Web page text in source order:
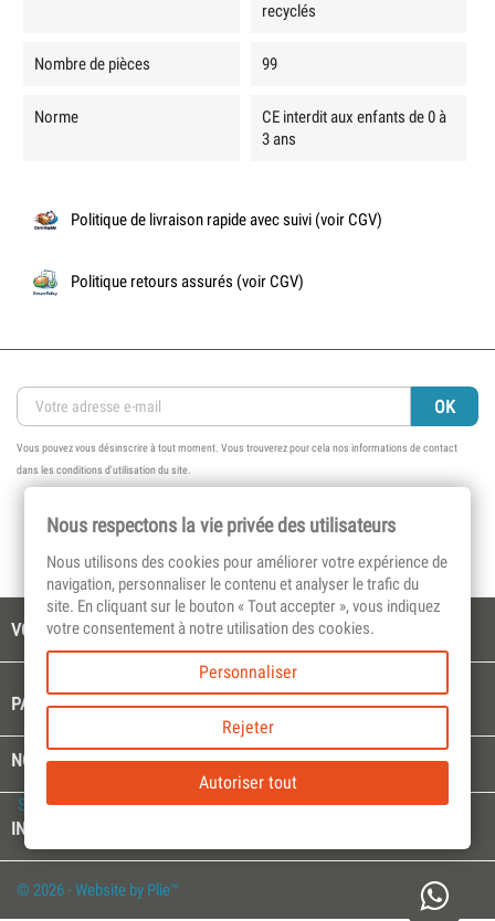
recyclés
Nombre de pièces 99
Norme
CE interdit aux enfants de 0 à
3 ans
Politique de livraison rapide avec suivi (voir CGV)
Politique retours assurés (voir CGV)
Vous pouvez vous désinscrire à tout moment. Vous trouverez pour cela nos informations de contact
dans les conditions d'utilisation du site.
VOTRE COMPTE
PAGES CULTES 
NOTRE SOCIÉTÉ 
Select Language▼
INFORMATIONS
© 2026 - Website by Plie™
Nous respectons la vie privée des utilisateurs
Nous utilisons des cookies pour améliorer votre expérience de
navigation, personnaliser le contenu et analyser le trafic du
site. En cliquant sur le bouton « Tout accepter », vous indiquez
votre consentement à notre utilisation des cookies.
Personnaliser
Rejeter
Autoriser tout